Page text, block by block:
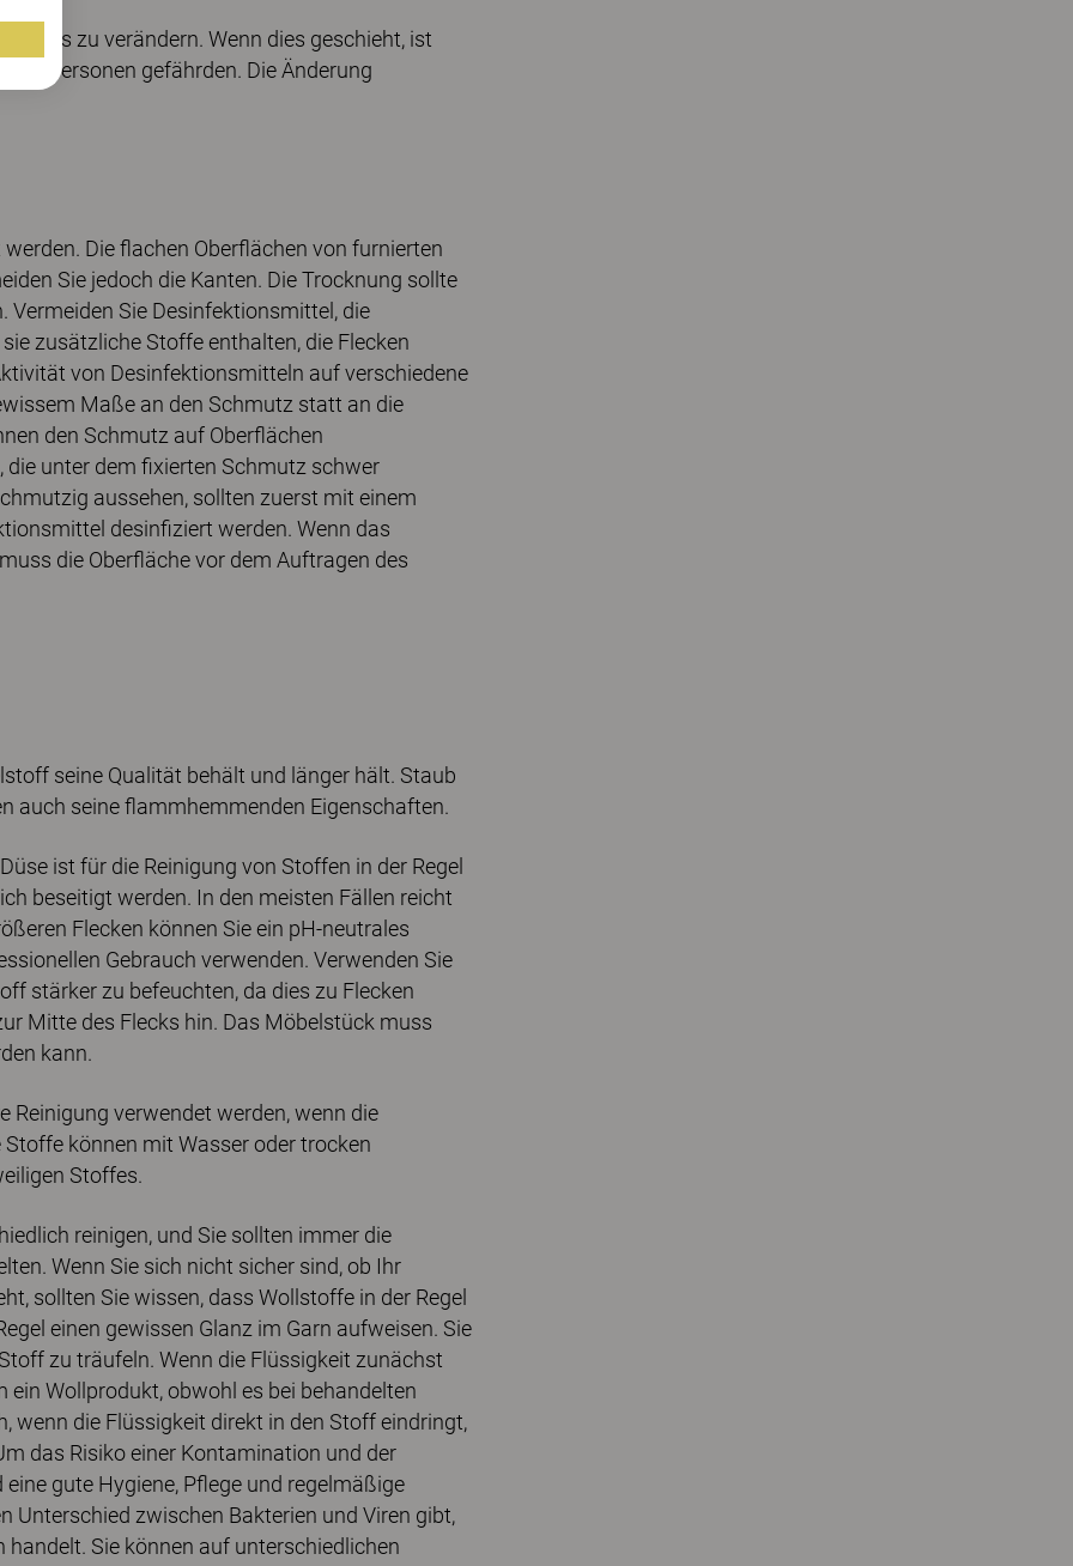
zu verändern. Wenn dies geschieht, ist
Personen gefährden. Die Änderung
Die flachen Oberflächen von furnierten
Sie jedoch die Kanten. Die Trocknung sollte
Vermeiden Sie Desinfektionsmittel, die
zusätzliche Stoffe enthalten, die Flecken
von Desinfektionsmitteln auf verschiedene
Maße an den Schmutz statt an die
den Schmutz auf Oberflächen
unter dem fixierten Schmutz schwer
aussehen, sollten zuerst mit einem
desinfiziert werden. Wenn das
die Oberfläche vor dem Auftragen des
seine Qualität behält und länger hält. Staub
auch seine flammhemmenden Eigenschaften.
ist für die Reinigung von Stoffen in der Regel
beseitigt werden. In den meisten Fällen reicht
Flecken können Sie ein pH-neutrales
Gebrauch verwenden. Verwenden Sie
stärker zu befeuchten, da dies zu Flecken
Mitte des Flecks hin. Das Möbelstück muss
kann.
Reinigung verwendet werden, wenn die
können mit Wasser oder trocken
Stoffes.
reinigen, und Sie sollten immer die
Wenn Sie sich nicht sicher sind, ob Ihr
sollten Sie wissen, dass Wollstoffe in der Regel
einen gewissen Glanz im Garn aufweisen. Sie
zu träufeln. Wenn die Flüssigkeit zunächst
ein Wollprodukt, obwohl es bei behandelten
wenn die Flüssigkeit direkt in den Stoff eindringt,
das Risiko einer Kontamination und der
gute Hygiene, Pflege und regelmäßige
Unterschied zwischen Bakterien und Viren gibt,
Sie können auf unterschiedlichen